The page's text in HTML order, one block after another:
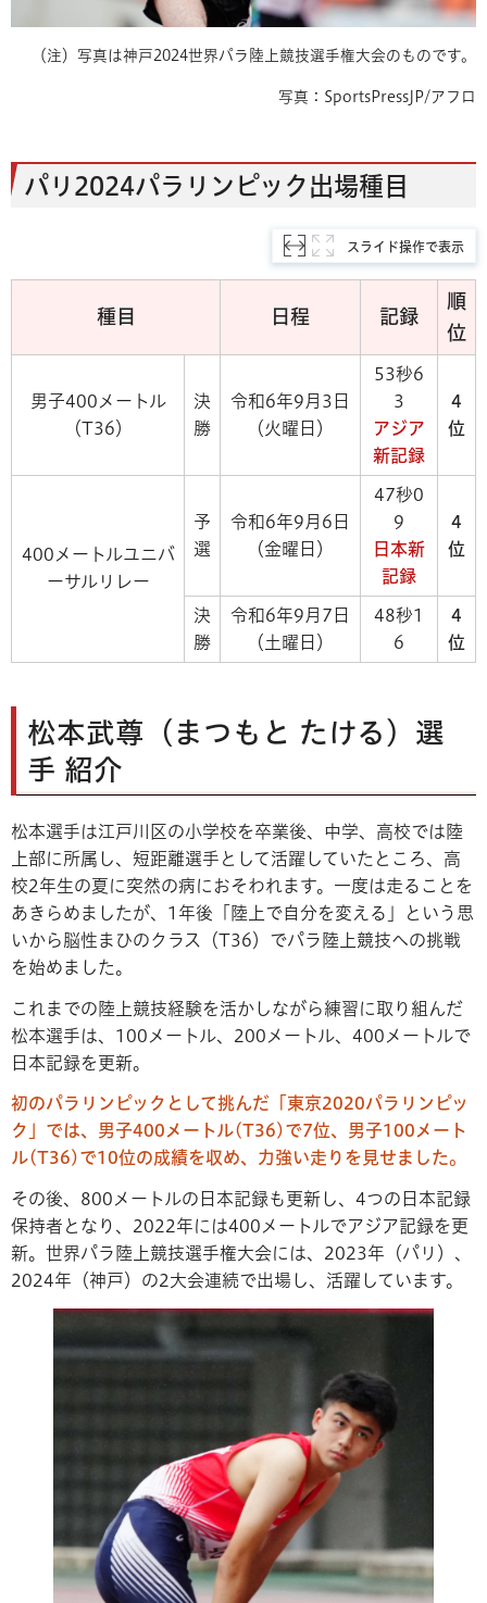
（注）写真は神戸2024世界パラ陸上競技選手権大会のものです。
写真：SportsPressJP/アフロ
パリ2024パラリンピック出場種目
スライド操作で表示
種目 日程 記録
順
位
男子400メートル
（T36）
決
勝
令和6年9月3日
（火曜日）
53秒6
3
アジア
新記録
4
位
400メートルユニバ
ーサルリレー
予
選
令和6年9月6日
（金曜日）
47秒0
9
日本新
記録
4
位
決
勝
令和6年9月7日
（土曜日）
48秒1
6
4
位
松本武尊（まつもと たける）選
手 紹介
松本選手は江戸川区の小学校を卒業後、中学、高校では陸
上部に所属し、短距離選手として活躍していたところ、高
校2年生の夏に突然の病におそわれます。一度は走ることを
あきらめましたが、1年後「陸上で自分を変える」という思
いから脳性まひのクラス（T36）でパラ陸上競技への挑戦
を始めました。
これまでの陸上競技経験を活かしながら練習に取り組んだ
松本選手は、100メートル、200メートル、400メートルで
日本記録を更新。
初のパラリンピックとして挑んだ「東京2020パラリンピッ
ク」では、男子400メートル(T36)で7位、男子100メート
ル(T36)で10位の成績を収め、力強い走りを見せました。
その後、800メートルの日本記録も更新し、4つの日本記録
保持者となり、2022年には400メートルでアジア記録を更
新。世界パラ陸上競技選手権大会には、2023年（パリ）、
2024年（神戸）の2大会連続で出場し、活躍しています。